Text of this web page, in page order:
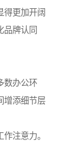
得更加开阔
品牌认同
数办公环
增添细节层
注意力。